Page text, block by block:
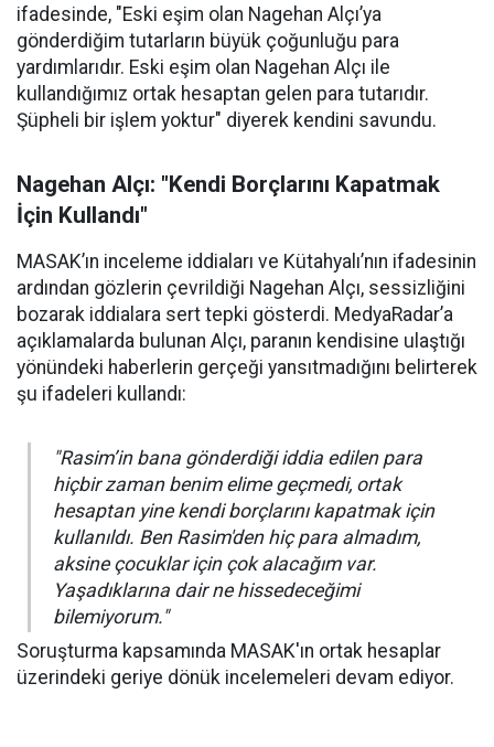
ifadesinde, "Eski eşim olan Nagehan Alçı’ya
gönderdiğim tutarların büyük çoğunluğu para
yardımlarıdır. Eski eşim olan Nagehan Alçı ile
kullandığımız ortak hesaptan gelen para tutarıdır.
Şüpheli bir işlem yoktur" diyerek kendini savundu.
Nagehan Alçı: "Kendi Borçlarını Kapatmak
İçin Kullandı"
MASAK’ın inceleme iddiaları ve Kütahyalı’nın ifadesinin
ardından gözlerin çevrildiği Nagehan Alçı, sessizliğini
bozarak iddialara sert tepki gösterdi. MedyaRadar’a
açıklamalarda bulunan Alçı, paranın kendisine ulaştığı
yönündeki haberlerin gerçeği yansıtmadığını belirterek
şu ifadeleri kullandı:
"Rasim’in bana gönderdiği iddia edilen para
hiçbir zaman benim elime geçmedi, ortak
hesaptan yine kendi borçlarını kapatmak için
kullanıldı. Ben Rasim'den hiç para almadım,
aksine çocuklar için çok alacağım var.
Yaşadıklarına dair ne hissedeceğimi
bilemiyorum."
Soruşturma kapsamında MASAK'ın ortak hesaplar
üzerindeki geriye dönük incelemeleri devam ediyor.